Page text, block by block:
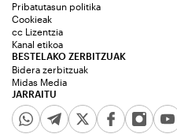
JARRAITU
Pribatutasun politika
Cookieak
cc Lizentzia
Kanal etikoa
BESTELAKO ZERBITZUAK
Bidera zerbitzuak
Midas Media